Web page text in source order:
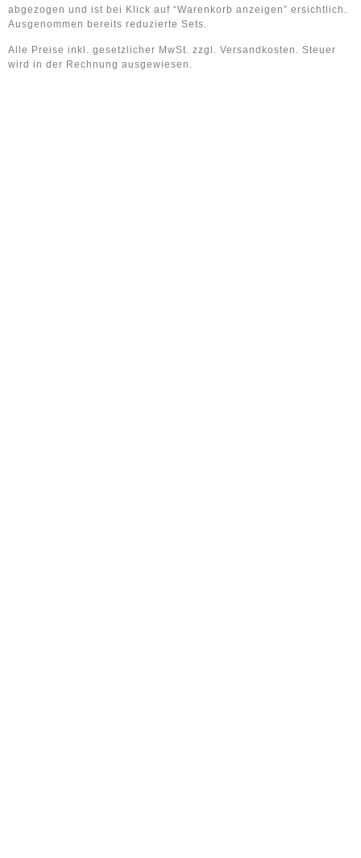
abgezogen und ist bei Klick auf “Warenkorb anzeigen” ersichtlich.
Ausgenommen bereits reduzierte Sets.
Alle Preise inkl. gesetzlicher MwSt. zzgl. Versandkosten. Steuer
wird in der Rechnung ausgewiesen.